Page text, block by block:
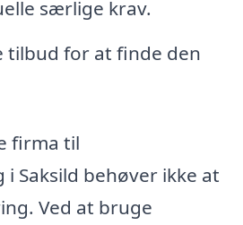
særlige krav.
tilbud for at finde den
firma til
Saksild behøver ikke at
Ved at bruge